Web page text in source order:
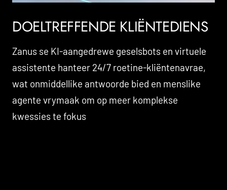
DOELTREFFENDE KLIËNTEDIENS
Zanus se KI-aangedrewe geselsbots en virtuele
assistente hanteer 24/7 roetine-kliëntenavrae,
wat onmiddellike antwoorde bied en menslike
agente vrymaak om op meer komplekse
kwessies te fokus